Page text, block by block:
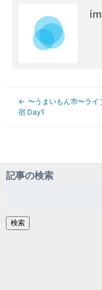
〜うまいもん市〜ライ
宿 Day1
記事の検索
検索